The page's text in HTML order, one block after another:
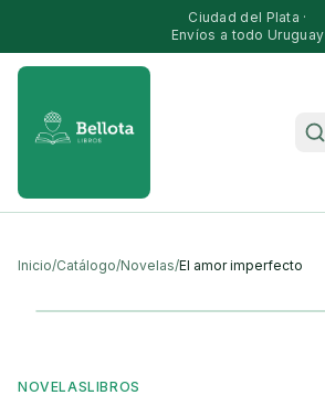
Ciudad del Plata ·
Envíos a todo Uruguay
Inicio/Catálogo/Novelas/El amor imperfecto
NOVELASLIBROS